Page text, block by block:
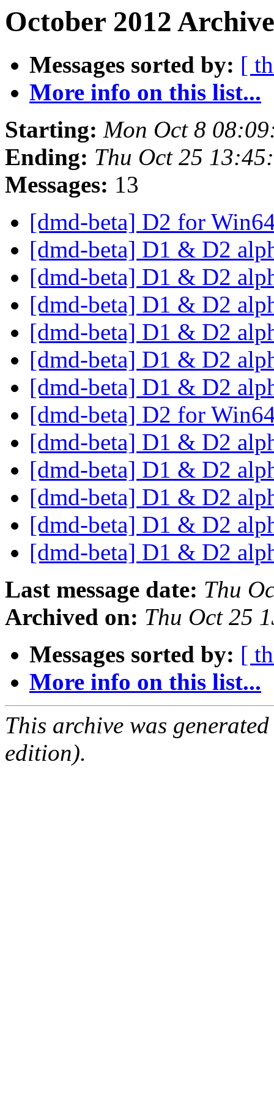
October 2012
Messages sorted by: [
More info on this list...
Starting: Mon Oct 8
Ending: Thu Oct 25
Messages: 13
[dmd-beta] D2 for
[dmd-beta] D1 & D2
[dmd-beta] D1 & D2
[dmd-beta] D1 & D2
[dmd-beta] D1 & D2
[dmd-beta] D1 & D2
[dmd-beta] D1 & D2
[dmd-beta] D2 for
[dmd-beta] D1 & D2
[dmd-beta] D1 & D2
[dmd-beta] D1 & D2
[dmd-beta] D1 & D2
[dmd-beta] D1 & D2
Last message date: Thu
Archived on: Thu Oct 25
Messages sorted by: [
More info on this list...
This archive was
edition).